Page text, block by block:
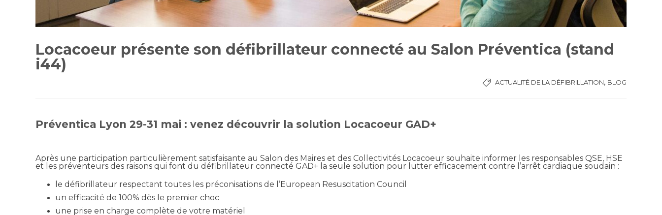
Locacoeur présente son défibrillateur connecté au Salon Préventica (stand
i44)
ACTUALITÉ DE LA DÉFIBRILLATION, BLOG
Préventica Lyon 29-31 mai : venez découvrir la solution Locacoeur GAD+
Après une participation particulièrement satisfaisante au Salon des Maires et des Collectivités Locacoeur souhaite informer les responsables QSE, HSE
et les préventeurs des raisons qui font du défibrillateur connecté GAD+ la seule solution pour lutter efficacement contre l’arrêt cardiaque soudain :
le défibrillateur respectant toutes les préconisations de l’European Resuscitation Council
un efficacité de 100% dès le premier choc
une prise en charge complète de votre matériel